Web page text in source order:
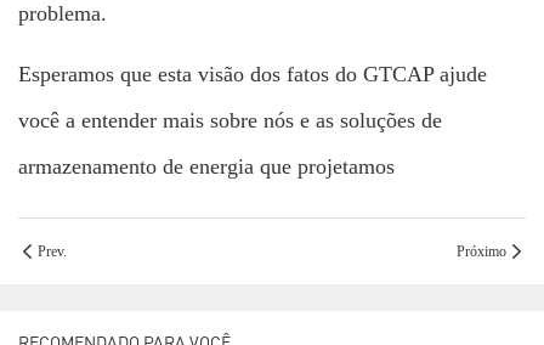
problema.
Esperamos que esta visão dos fatos do GTCAP ajude
você a entender mais sobre nós e as soluções de
armazenamento de energia que projetamos
Prev. Próximo